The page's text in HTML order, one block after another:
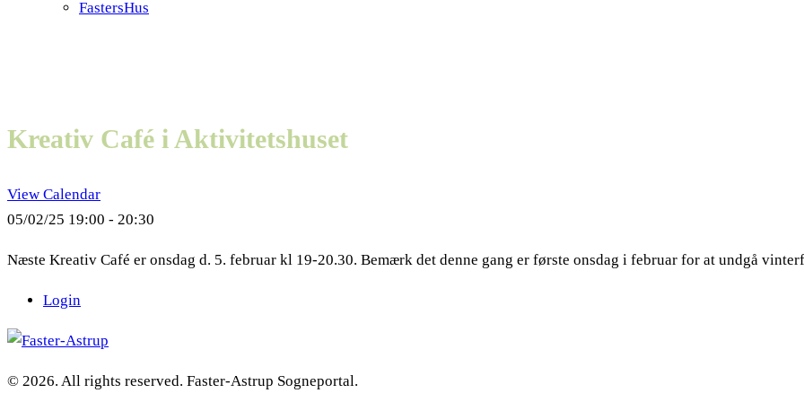
FastersHus
Kreativ Café i Aktivitetshuset
View Calendar
05/02/25 19:00 - 20:30
Næste Kreativ Café er onsdag d. 5. februar kl 19-20.30. Bemærk det denne gang er første onsdag i februar for at undgå
Login
© 2026. All rights reserved. Faster-Astrup Sogneportal.